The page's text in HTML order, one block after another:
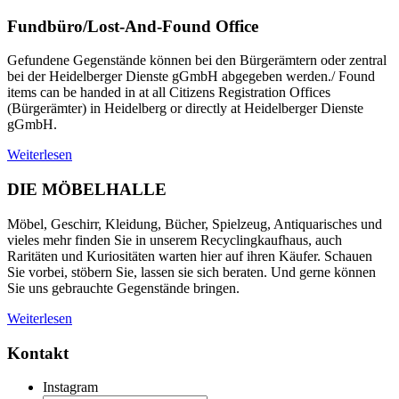
Fundbüro/Lost-And-Found Office
Gefundene Gegenstände können bei den Bürgerämtern oder zentral
bei der Heidelberger Dienste gGmbH abgegeben werden./ Found
items can be handed in at all Citizens Registration Offices
(Bürgerämter) in Heidelberg or directly at Heidelberger Dienste
gGmbH.
Weiterlesen
DIE MÖBELHALLE
Möbel, Geschirr, Kleidung, Bücher, Spielzeug, Antiquarisches und
vieles mehr finden Sie in unserem Recyclingkaufhaus, auch
Raritäten und Kuriositäten warten hier auf ihren Käufer. Schauen
Sie vorbei, stöbern Sie, lassen sie sich beraten. Und gerne können
Sie uns gebrauchte Gegenstände bringen.
Weiterlesen
Kontakt
Instagram